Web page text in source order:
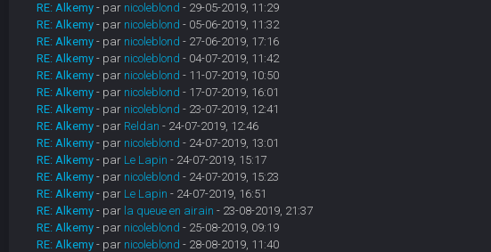
RE: Alkemy - par nicoleblond - 29-05-2019, 11:29
RE: Alkemy - par nicoleblond - 05-06-2019, 11:32
RE: Alkemy - par nicoleblond - 27-06-2019, 17:16
RE: Alkemy - par nicoleblond - 04-07-2019, 11:42
RE: Alkemy - par nicoleblond - 11-07-2019, 10:50
RE: Alkemy - par nicoleblond - 17-07-2019, 16:01
RE: Alkemy - par nicoleblond - 23-07-2019, 12:41
RE: Alkemy - par Reldan - 24-07-2019, 12:46
RE: Alkemy - par nicoleblond - 24-07-2019, 13:01
RE: Alkemy - par Le Lapin - 24-07-2019, 15:17
RE: Alkemy - par nicoleblond - 24-07-2019, 15:23
RE: Alkemy - par Le Lapin - 24-07-2019, 16:51
RE: Alkemy - par la queue en airain - 23-08-2019, 21:37
RE: Alkemy - par nicoleblond - 25-08-2019, 09:19
RE: Alkemy - par nicoleblond - 28-08-2019, 11:40